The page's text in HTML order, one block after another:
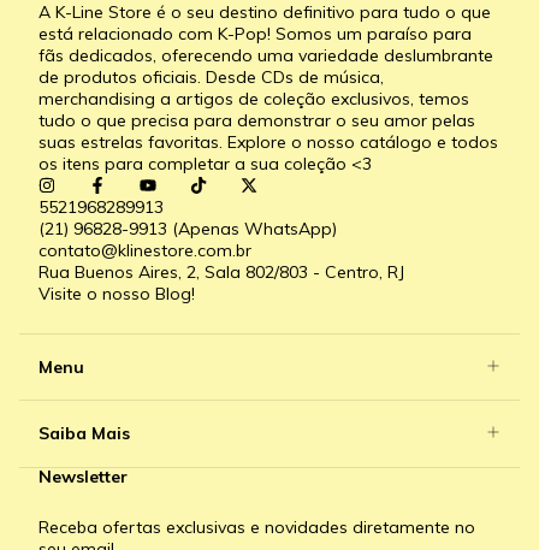
A K-Line Store é o seu destino definitivo para tudo o que
está relacionado com K-Pop! Somos um paraíso para
fãs dedicados, oferecendo uma variedade deslumbrante
de produtos oficiais. Desde CDs de música,
merchandising a artigos de coleção exclusivos, temos
tudo o que precisa para demonstrar o seu amor pelas
suas estrelas favoritas. Explore o nosso catálogo e todos
os itens para completar a sua coleção <3
5521968289913
(21) 96828-9913 (Apenas WhatsApp)
contato@klinestore.com.br
Rua Buenos Aires, 2, Sala 802/803 - Centro, RJ
Visite o nosso Blog!
Menu
Saiba Mais
Newsletter
Receba ofertas exclusivas e novidades diretamente no